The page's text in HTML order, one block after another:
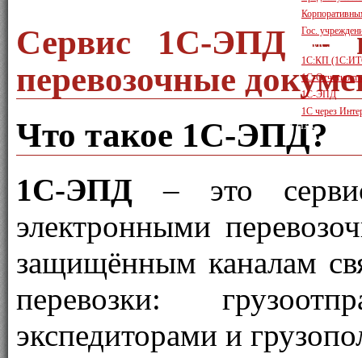
Гос.
СЕРВИСЫ
1С:КП
1С-Отчетность
1С-ЭПД
1С через
О НАС
Сервис 1С-ЭПД –
перевозочные
Что такое 1С-ЭПД?
1С-ЭПД – это
электронными
защищённым каналам
перевозки:
экспедиторами и